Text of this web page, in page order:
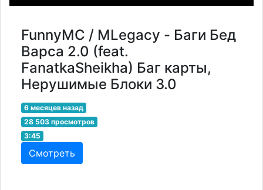
FunnyMC / MLegacy - Баги Бед
Варса 2.0 (feat.
FanatkaSheikha) Баг карты,
Нерушимые Блоки 3.0
6 месяцев назад
28 503 просмотров
3:45
Смотреть